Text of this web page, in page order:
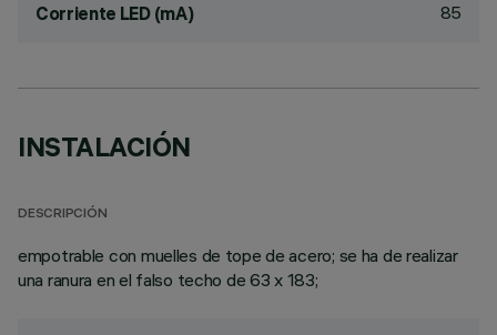
Corriente LED (mA) 85
INSTALACIÓN
DESCRIPCIÓN
empotrable con muelles de tope de acero; se ha de realizar
una ranura en el falso techo de 63 x 183;